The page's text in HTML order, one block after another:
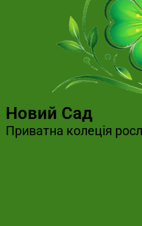
Новий Сад
Приватна колеція